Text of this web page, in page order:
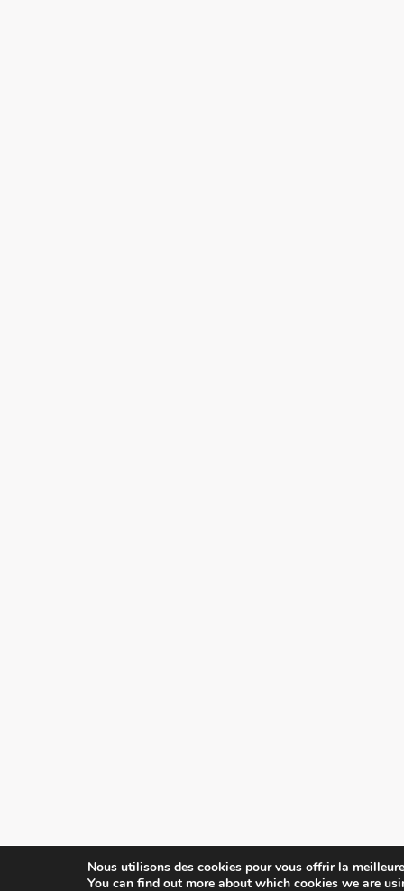
Nous utilisons des cookies pour vous offrir la
You can find out more about which cookies we are